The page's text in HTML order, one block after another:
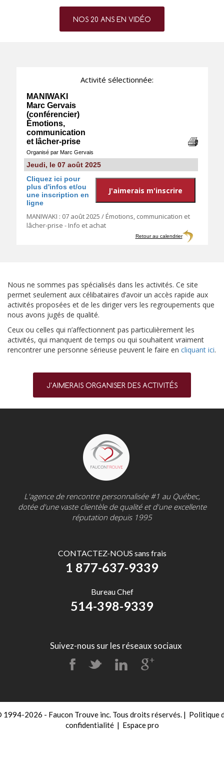
NOS 20 ANS EN VIDÉO
Activité sélectionnée:
MANIWAKI
Marc Gervais
(conférencier)
Émotions,
communication
et lâcher-prise
Organisé par Marc Gervais
Jeudi, le 07 août 2025
Cliquez ici pour
plus d'infos et/ou
une inscription en
ligne
MANIWAKI : 07 août 2025 / Émotions, communication et
lâcher-prise - Info et achat
Retour au calendrier
Nous ne sommes pas spécialisés dans les activités. Ce site
permet seulement aux célibataires d’avoir un accès rapide aux
activités proposées et de les diriger vers les regroupements que
nous avons jugés de qualité.
Ceux ou celles qui n’affectionnent pas particulièrement les
activités, qui manquent de temps ou qui souhaitent vraiment
rencontrer une personne sérieuse peuvent le faire en cliquant ici.
J'AIMERAIS ORGANISER DES ACTIVITÉS
L'agence de rencontre personnalisée #1 au Québec,
dotée d'une vaste clientèle de qualité et d'une excellente
réputation depuis 1995
CONTACTEZ-NOUS sans frais
1 877-637-9339
Bureau Chef
514-398-9339
Suivez-nous sur les réseaux sociaux
1994-2026 - Faucon Trouve inc. Tous droits réservés.| Politique
confidentialité | Espace pro